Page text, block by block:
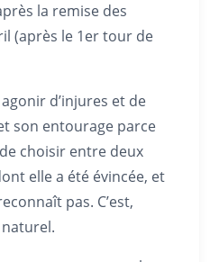
la remise des
(après le 1er tour de
d’injures et de
son entourage parce
choisir entre deux
elle a été évincée, et
pas. C’est,